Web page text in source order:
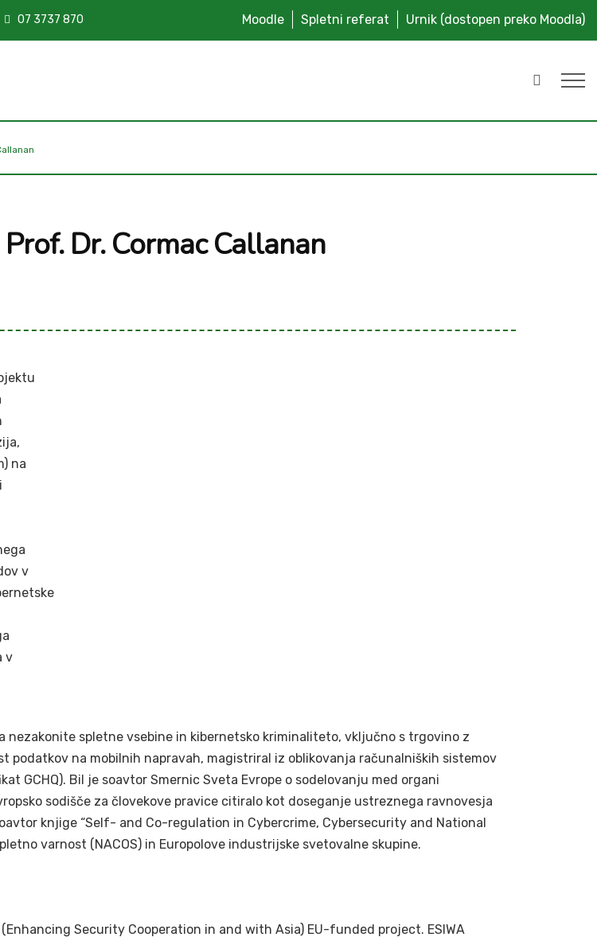
07 3737 870 Moodle Spletni referat Urnik (dostopen preko Moodla)
Dr. Cormac Callanan
na
v
v
nezakonite spletne vsebine in kibernetsko kriminaliteto, vključno s trgovino z
na mobilnih napravah, magistriral iz oblikovanja računalniških sistemov
GCHQ). Bil je soavtor Smernic Sveta Evrope o sodelovanju med organi
sodišče za človekove pravice citiralo kot doseganje ustreznega ravnovesja
knjige “Self- and Co-regulation in Cybercrime, Cybersecurity and National
varnost (NACOS) in Europolove industrijske svetovalne skupine.
Security Cooperation in and with Asia) EU-funded project. ESIWA